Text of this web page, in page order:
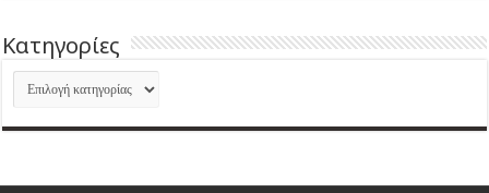
Kατηγορίες
Kατηγορίες